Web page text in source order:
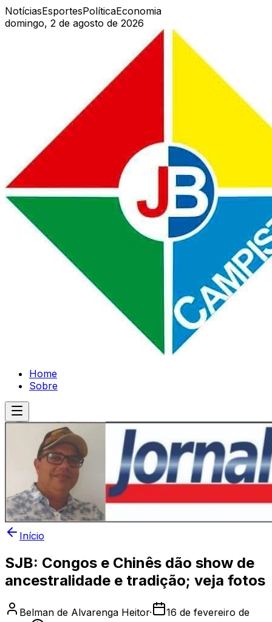
NotíciasEsportesPolíticaEconomia
domingo, 2 de agosto de 2026
Home
Sobre
Início
SJB: Congos e Chinês dão show de
ancestralidade e tradição; veja fotos
Belman de Alvarenga Heitor·
16 de fevereiro de